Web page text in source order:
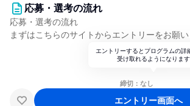
応募・選考の流れ
応募・選考の流れ
まずはこちらのサイトからエントリーをお願い
エントリーするとプログラムの詳
受け取れるようになります
締切：なし
エントリー画面へ